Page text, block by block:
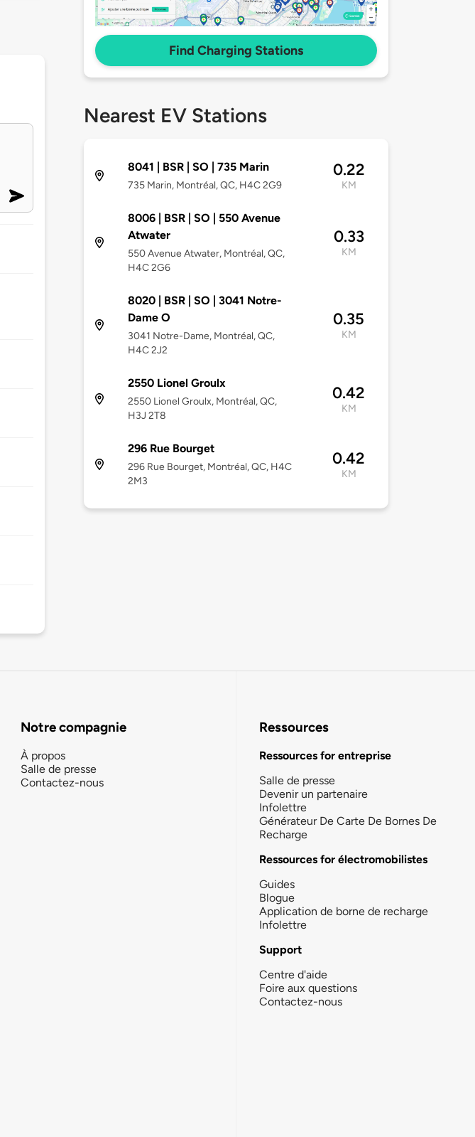
Find Charging Stations
Nearest EV Stations
8041 | BSR | SO | 735 Marin
735 Marin, Montréal, QC, H4C 2G9
0.22
KM
8006 | BSR | SO | 550 Avenue
Atwater
550 Avenue Atwater, Montréal, QC,
H4C 2G6
0.33
KM
8020 | BSR | SO | 3041 Notre-
Dame O
3041 Notre-Dame, Montréal, QC,
H4C 2J2
0.35
KM
2550 Lionel Groulx
2550 Lionel Groulx, Montréal, QC,
H3J 2T8
0.42
KM
296 Rue Bourget
296 Rue Bourget, Montréal, QC, H4C
2M3
0.42
KM
Notre compagnie
À propos
Salle de presse
Contactez-nous
Ressources
Ressources for entreprise
Salle de presse
Devenir un partenaire
Infolettre
Générateur De Carte De Bornes De
Recharge
Ressources for électromobilistes
Guides
Blogue
Application de borne de recharge
Infolettre
Support
Centre d'aide
Foire aux questions
Contactez-nous